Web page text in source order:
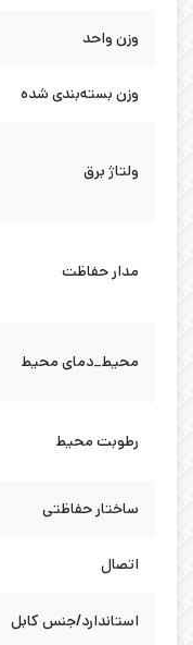
وزن واحد
وزن بسته‌بندی شده
ولتاژ برق
مدار حفاظت
محیط_دمای محیط
رطوبت محیط
ساختار حفاظتی
اتصال
استاندارد/جنس کابل